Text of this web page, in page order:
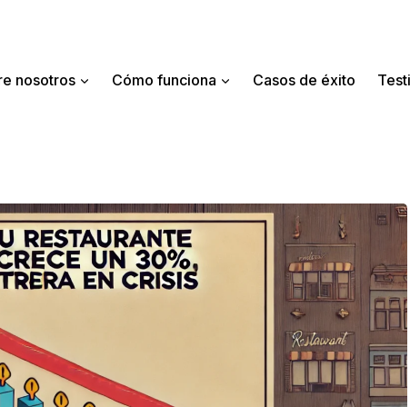
nosotros
Cómo funciona Casos de éxito